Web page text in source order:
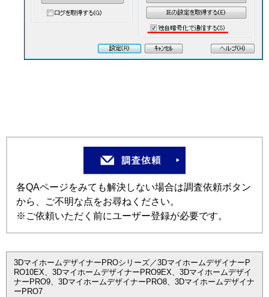
各QAページをみても解決しない場合は調査依頼ボタン
から、ご不明な点をお尋ねください。
※ご依頼いただく前にユーザー登録が必要です。
3DマイホームデザイナーPROシリーズ／3DマイホームデザイナーP
RO10EX、3DマイホームデザイナーPRO9EX、3Dマイホームデザイ
ナーPRO9、3DマイホームデザイナーPRO8、3Dマイホームデザイナ
ーPRO7